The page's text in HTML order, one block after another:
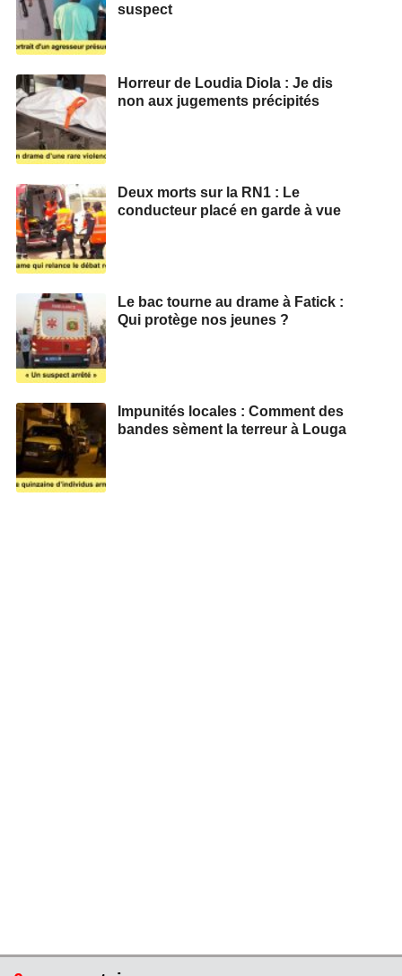
suspect
Horreur de Loudia Diola : Je dis
non aux jugements précipités
Deux morts sur la RN1 : Le
conducteur placé en garde à vue
Le bac tourne au drame à Fatick :
Qui protège nos jeunes ?
Impunités locales : Comment des
bandes sèment la terreur à Louga